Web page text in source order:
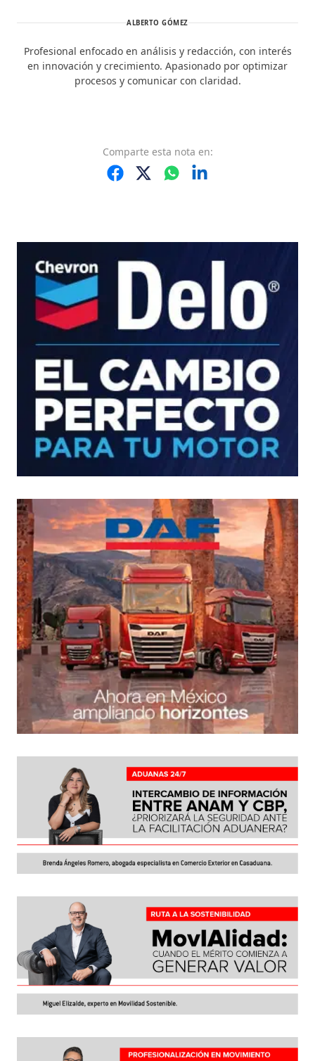
ALBERTO GÓMEZ
Profesional enfocado en análisis y redacción, con interés
en innovación y crecimiento. Apasionado por optimizar
procesos y comunicar con claridad.
Comparte esta nota en: